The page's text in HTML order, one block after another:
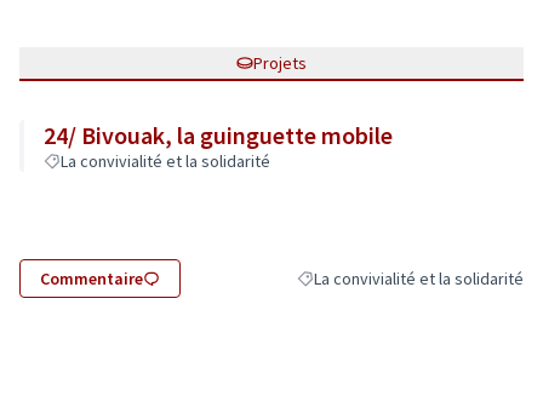
Projets
24/ Bivouak, la guinguette mobile
La convivialité et la solidarité
Commentaire Filtrer les résultats de la
La convivialité et la solidarité